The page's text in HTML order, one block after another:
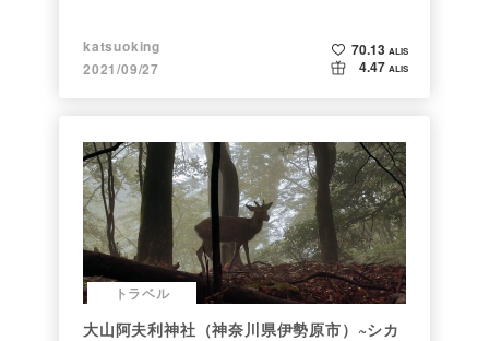
katsuoking
2021/09/27
70.13 ALIS
4.47 ALIS
トラベル
大山阿夫利神社（神奈川県伊勢原市）~シカ